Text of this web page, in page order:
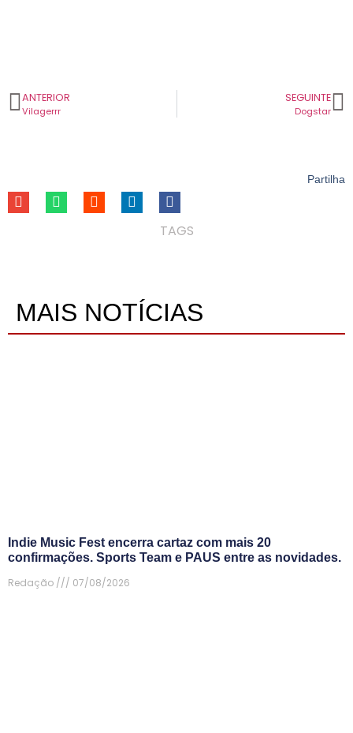
ANTERIOR
Vilagerrr
SEGUINTE
Dogstar
Partilha
TAGS
MAIS NOTÍCIAS
Indie Music Fest encerra cartaz com mais 20
confirmações. Sports Team e PAUS entre as novidades.
Redação
07/08/2026